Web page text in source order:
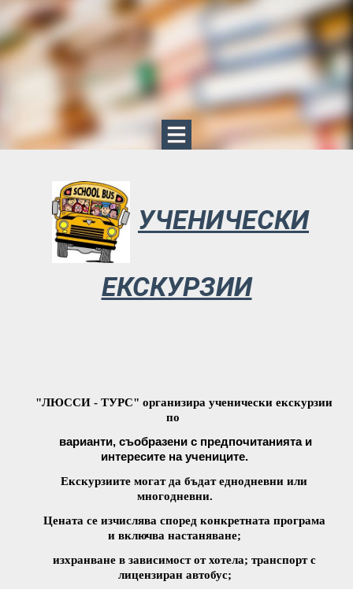
УЧЕНИЧЕСКИ
ЕКСКУРЗИИ
"ЛЮССИ - ТУРС" организира ученически екскурзии
по
варианти, съобразени с предпочитанията и
интересите на учениците.
Екскурзиите могат да бъдат еднодневни или
многодневни.
Цената се изчислява според конкретната програма
и включва настаняване;
изхранване в зависимост от хотела; транспорт с
лицензиран автобус;